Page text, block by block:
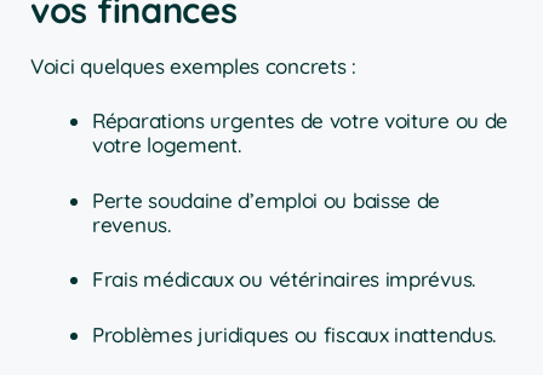
vos finances
Voici quelques exemples concrets :
Réparations urgentes de votre voiture ou de
votre logement.
Perte soudaine d’emploi ou baisse de
revenus.
Frais médicaux ou vétérinaires imprévus.
Problèmes juridiques ou fiscaux inattendus.